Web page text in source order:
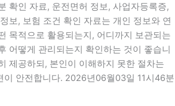
확인 자료, 운전면허 정보, 사업자등록증,
보, 보험 조건 확인 자료는 개인 정보와 연
목적으로 활용되는지, 어디까지 보관되는
어떻게 관리되는지 확인하는 것이 좋습니
제공하되, 본인이 이해하지 못한 절차는
이 안전합니다. 2026년06월03일 11시46분